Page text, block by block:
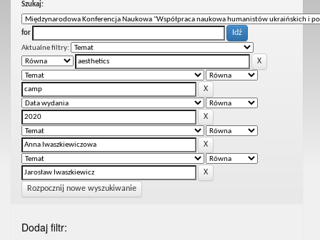
Szukaj:
for
Aktualne filtry:
Rozpocznij nowe wyszukiwanie
Dodaj filtr: